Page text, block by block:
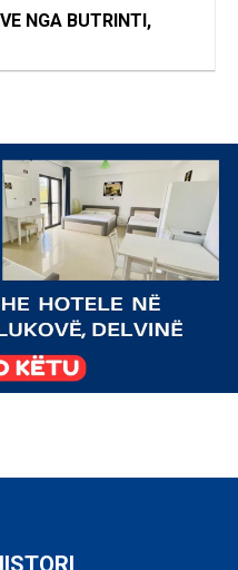
NGA BUTRINTI,